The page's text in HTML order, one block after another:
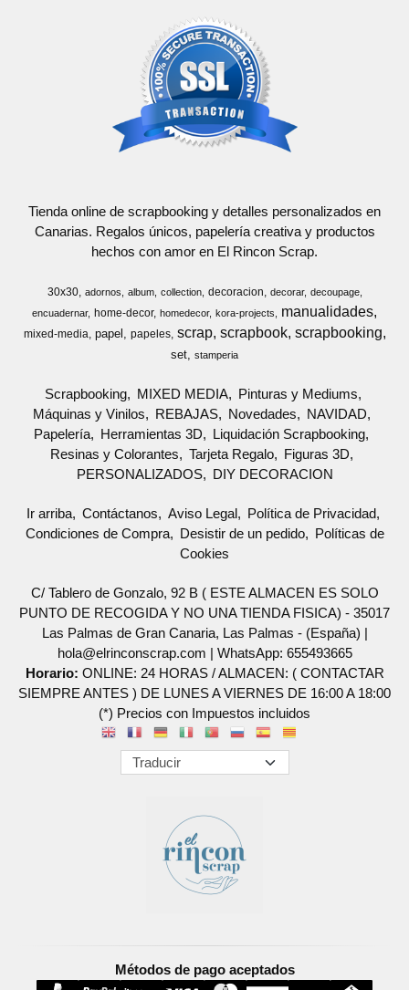
Tienda online de scrapbooking y detalles personalizados en
Canarias. Regalos únicos, papelería creativa y productos
hechos con amor en El Rincon Scrap.
30x30 adornos album collection decoracion decorar
decoupage
encuadernar
home-decor homedecor kora-projects manualidades
mixed-media papel papeles scrap scrapbook scrapbooking
set stamperia
Scrapbooking MIXED MEDIA
Pinturas y Mediums
Máquinas y Vinilos
REBAJAS Novedades
NAVIDAD
Papelería
Herramientas 3D
Liquidación Scrapbooking
Resinas y Colorantes
Tarjeta Regalo
Figuras 3D
PERSONALIZADOS
DIY DECORACION
Ir arriba Contáctanos Aviso Legal
Política de Privacidad
Condiciones de Compra
Desistir de un pedido
Políticas de
Cookies
C/ Tablero de Gonzalo, 92 B ( ESTE ALMACEN ES SOLO
PUNTO DE RECOGIDA Y NO UNA TIENDA FISICA) - 35017
Las Palmas de Gran Canaria, Las Palmas - (España) |
hola@elrinconscrap.com | WhatsApp: 655493665
Horario: ONLINE: 24 HORAS / ALMACEN: ( CONTACTAR
SIEMPRE ANTES ) DE LUNES A VIERNES DE 16:00 A 18:00
(*) Precios con Impuestos incluidos
Métodos de pago aceptados